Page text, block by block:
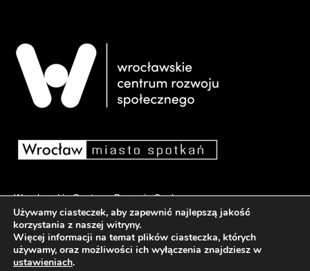
Wrocławskie Centrum Rozwoju Społecznego
pl. Dominikański 6, 50-159 Wrocław
Deklaracja dostępności
Używamy ciasteczek, aby zapewnić najlepszą jakość
korzystania z naszej witryny.
Więcej informacji na temat plików ciasteczka, których
używamy, oraz możliwości ich wyłączenia znajdziesz w
ustawieniach.